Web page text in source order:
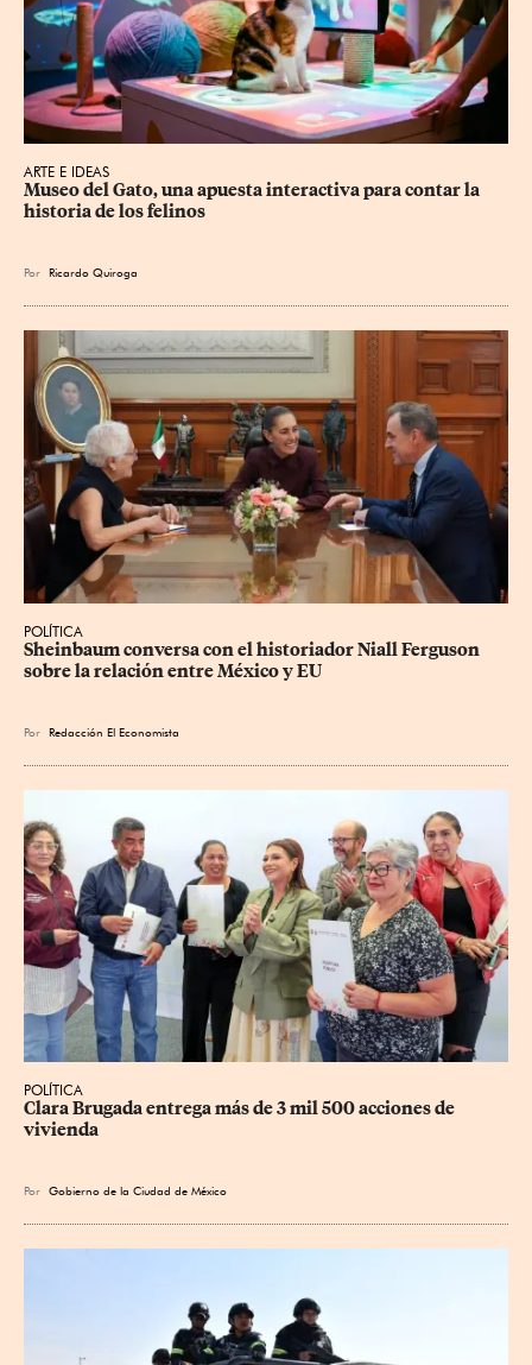
ARTE E IDEAS
Museo del Gato, una apuesta interactiva para contar la
historia de los felinos
Por Ricardo Quiroga
POLÍTICA
Sheinbaum conversa con el historiador Niall Ferguson
sobre la relación entre México y EU
Por Redacción El Economista
POLÍTICA
Clara Brugada entrega más de 3 mil 500 acciones de
vivienda
Por Gobierno de la Ciudad de México